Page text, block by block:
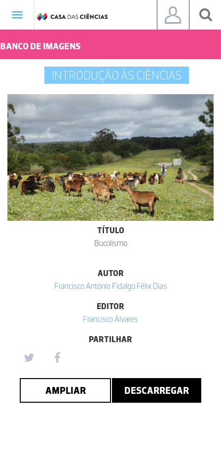
Toggle
BANCO DE IMAGENS
INTRODUÇÃO ÀS CIÊNCIAS
TÍTULO
Bucolismo
AUTOR
Francisco António Fidalgo Félix Dias
EDITOR
Francisco Álvares
PARTILHAR
AMPLIAR DESCARREGAR